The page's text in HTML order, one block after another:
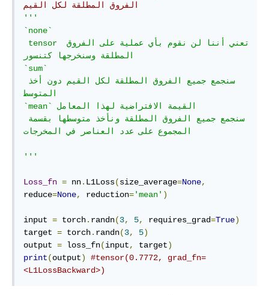
الفروق المطلقة لكل القيم
'''
`none`
المطلقة وسنخرجها كتنسور
`sum`
المتوسط
`mean` القيمة الافتراضية لهذا المعامل
المجموع على عدد العناصر في المخرجات
'''
Loss_fn = nn. L1Loss(size_average=None,
reduce=None, reduction='mean' )
input = torch. randn(3, 5, requires_grad=True)
target = torch. randn(3, 5)
output = loss_fn(input, target)
print(output)
#tensor(0.7772, grad_fn=
<L1LossBackward>)